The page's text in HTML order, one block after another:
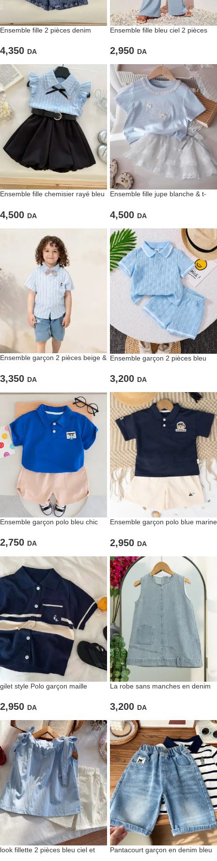
Ensemble fille 2 pièces denim
4,350 DA
Ensemble fille bleu ciel 2 pièces
2,950 DA
Ensemble fille chemisier rayé bleu
4,500 DA
Ensemble fille jupe blanche & t-
4,500 DA
Ensemble garçon 2 pièces beige &
3,350 DA
Ensemble garçon 2 pièces bleu
3,200 DA
Ensemble garçon polo bleu chic
2,750 DA
Ensemble garçon polo blue marine
2,950 DA
gilet style Polo garçon maille
2,950 DA
La robe sans manches en denim
3,200 DA
look fillette 2 pièces bleu ciel et
Pantacourt garçon en denim bleu